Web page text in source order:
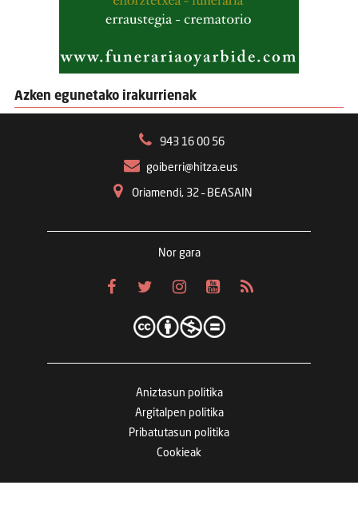
Azken egunetako irakurrienak
943 16 00 56
goiberri@hitza.eus
Oriamendi, 32 – BEASAIN
Nor gara
Aniztasun politika
Argitalpen politika
Pribatutasun politika
Cookieak